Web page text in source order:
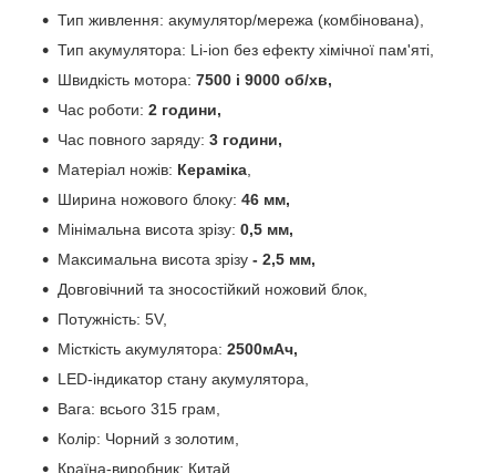
Тип живлення: акумулятор/мережа (комбінована),
Тип акумулятора: Li-ion без ефекту хімічної пам'яті,
Швидкість мотора: 7500 і 9000 об/хв,
Час роботи: 2 години,
Час повного заряду: 3 години,
Матеріал ножів: Кераміка
Ширина ножового блоку: 46 мм,
Мінімальна висота зрізу: 0,5 мм,
Максимальна висота зрізу - 2,5 мм,
Довговічний та зносостійкий ножовий блок,
Потужність: 5V,
Місткість акумулятора: 2500мАч,
LED-індикатор стану акумулятора,
Вага: всього 315 грам,
Колір: Чорний з золотим,
Країна-виробник: Китай.